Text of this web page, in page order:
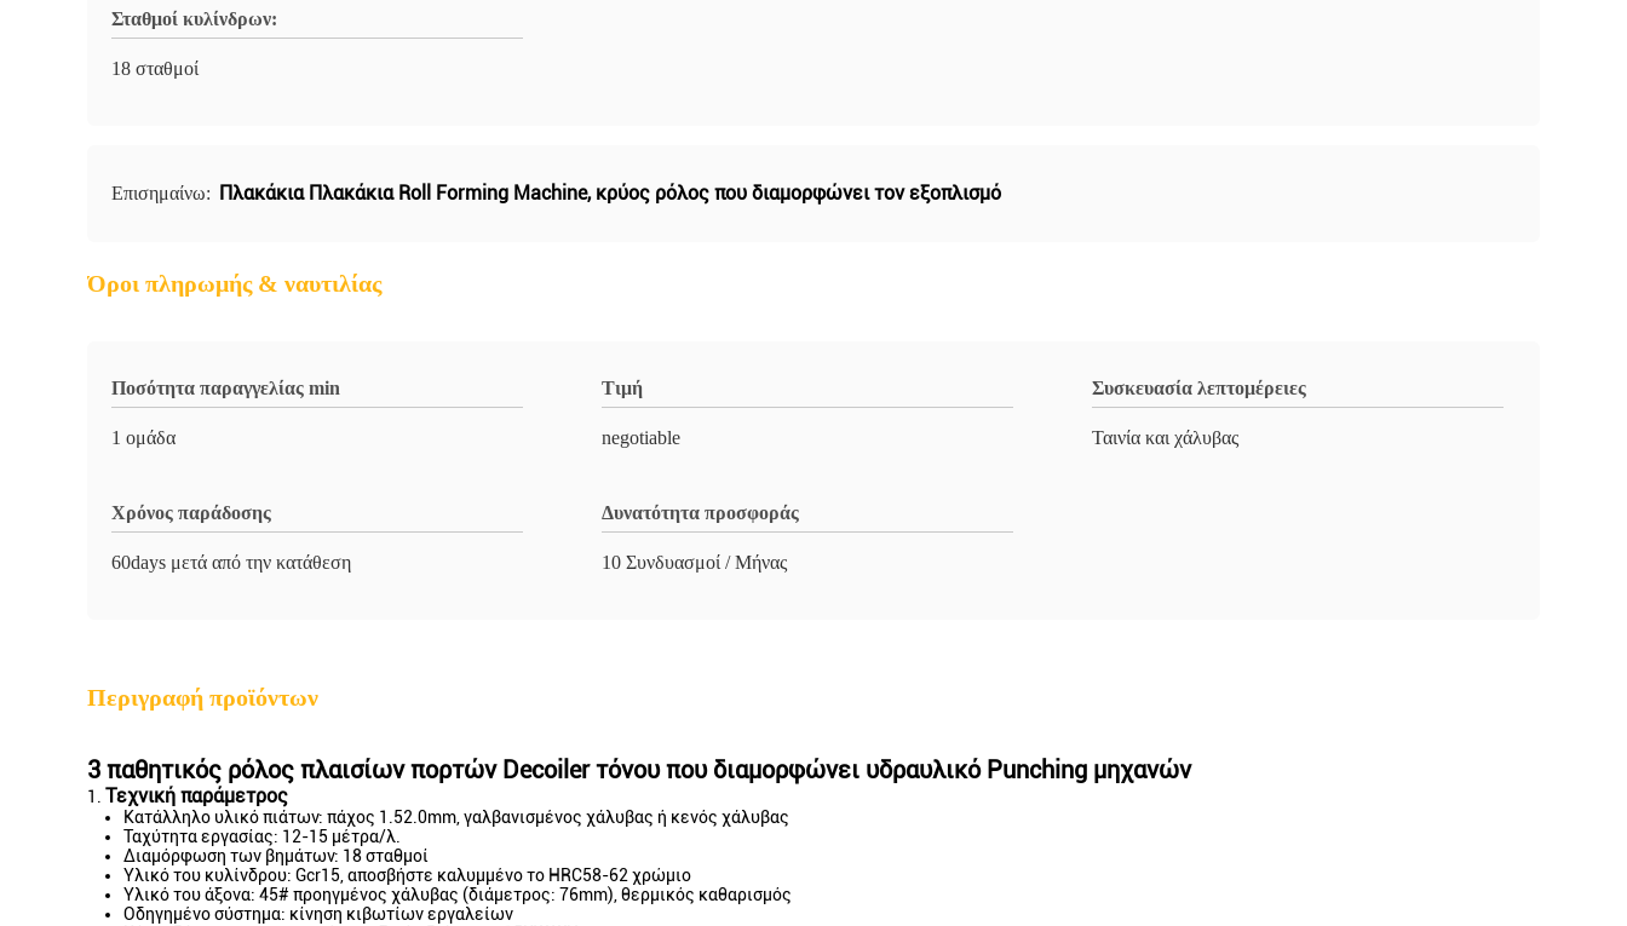
Σταθμοί κυλίνδρων:
18 σταθμοί
Επισημαίνω: Πλακάκια Πλακάκια Roll Forming Machine, κρύος ρόλος που διαμορφώνει τον εξοπλισμό
Όροι πληρωμής & ναυτιλίας
Ποσότητα παραγγελίας min
1 ομάδα
Τιμή
negotiable
Συσκευασία λεπτομέρειες
Ταινία και χάλυβας
Χρόνος παράδοσης
60days μετά από την κατάθεση
Δυνατότητα προσφοράς
10 Συνδυασμοί / Μήνας
Περιγραφή προϊόντων
3 παθητικός ρόλος πλαισίων πορτών Decoiler τόνου που διαμορφώνει υδραυλικό Punching μηχανών
1. Τεχνική παράμετρος
Κατάλληλο υλικό πιάτων: πάχος 1.52.0mm, γαλβανισμένος χάλυβας ή κενός χάλυβας
Ταχύτητα εργασίας: 12-15 μέτρα/λ.
Διαμόρφωση των βημάτων: 18 σταθμοί
Υλικό του κυλίνδρου: Gcr15, αποσβήστε καλυμμένο το HRC58-62 χρώμιο
Υλικό του άξονα: 45# προηγμένος χάλυβας (διάμετρος: 76mm), θερμικός καθαρισμός
Οδηγημένο σύστημα: κίνηση κιβωτίων εργαλείων